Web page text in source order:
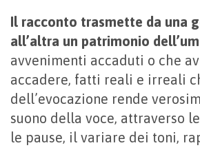
Il racconto trasmette da una
all’altra un patrimonio
avvenimenti accaduti o che
accadere, fatti reali e irreali
dell’evocazione rende
suono della voce, attraverso
le pause, il variare dei toni,